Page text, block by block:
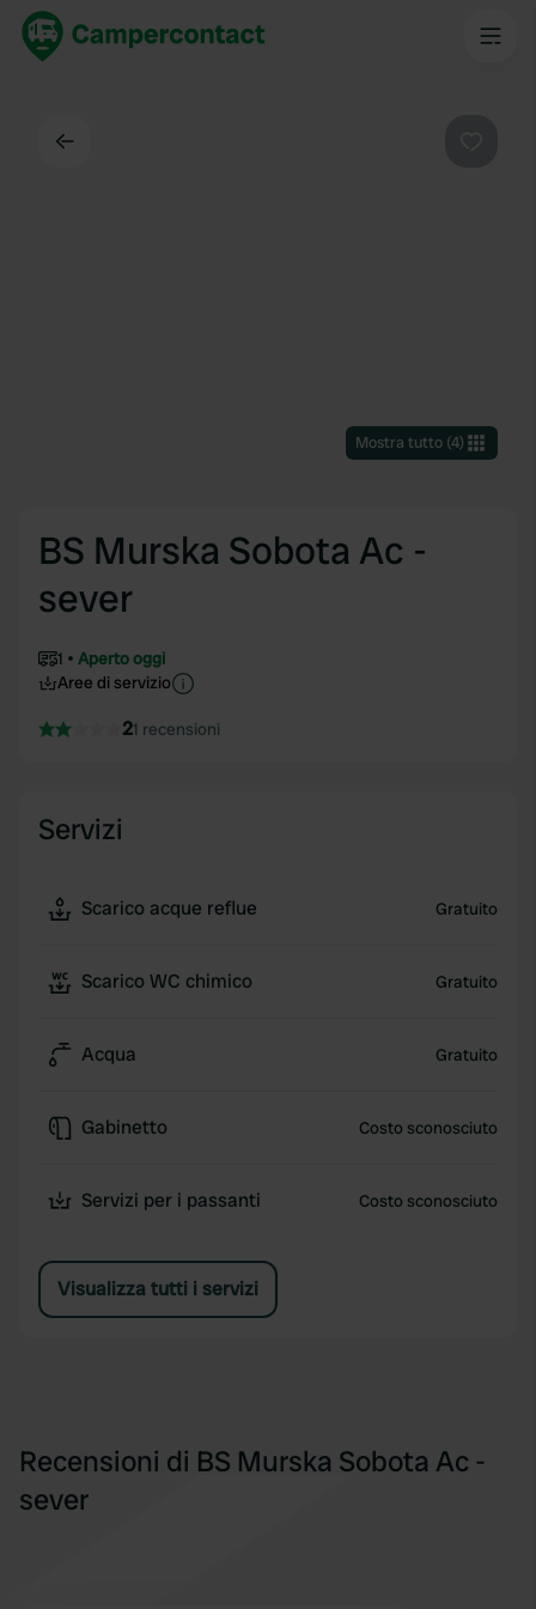
Mostra tutto(4)
BS Murska Sobota Ac -
sever
1
Aperto oggi
Aree di servizio
21 recensioni
Servizi
Scarico acque reflue Gratuito
Scarico WC chimico Gratuito
Acqua Gratuito
Gabinetto Costo sconosciuto
Servizi per i passanti Costo sconosciuto
Visualizza tutti i servizi
Recensioni di BS Murska Sobota Ac -
sever